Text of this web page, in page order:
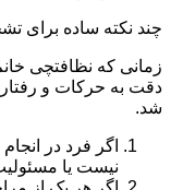
چند نکته ساده برای
زمانی که نظافتچی
دقت به حرکات و
شد.
اگر فرد در
نیست یا